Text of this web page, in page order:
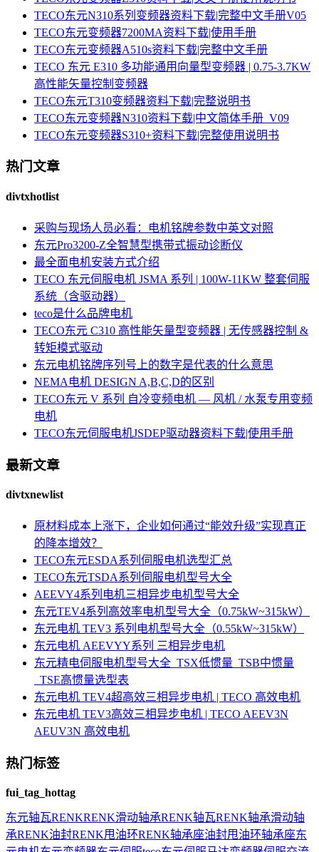
TECO东元N310系列变频器资料下载|完整中文手册V05
TECO东元变频器7200MA资料下载|使用手册
TECO东元变频器A510s资料下载|完整中文手册
TECO 东元 E310 多功能通用向量型变频器 | 0.75-3.7KW
高性能矢量控制变频器
TECO东元T310变频器资料下载|完整说明书
TECO东元变频器N310资料下载|中文简体手册_V09
TECO东元变频器S310+资料下载|完整使用说明书
热门文章
divtxhotlist
采购与现场人员必看：电机铭牌参数中英文对照
东元Pro3200-Z全智慧型携带式振动诊断仪
最全面电机安装方式介绍
TECO 东元伺服电机 JSMA 系列 | 100W-11KW 整套伺服
系统（含驱动器）
teco是什么品牌电机
TECO东元 C310 高性能矢量型变频器 | 无传感器控制 &
转矩模式驱动
东元电机铭牌序列号上的数字是代表的什么意思
NEMA电机 DESIGN A,B,C,D的区别
TECO东元 V 系列 自冷变频电机 — 风机 / 水泵专用变频
电机
TECO东元伺服电机JSDEP驱动器资料下载|使用手册
最新文章
divtxnewlist
原材料成本上涨下，企业如何通过“能效升级”实现真正
的降本增效？
TECO东元ESDA系列伺服电机选型汇总
TECO东元TSDA系列伺服电机型号大全
AEEVY4系列电机三相异步电机型号大全
东元TEV4系列高效率电机型号大全（0.75kW~315kW）
东元电机 TEV3 系列电机型号大全（0.55kW~315kW）
东元电机 AEEVYY系列 三相异步电机
东元精电伺服电机型号大全_TSX低惯量_TSB中惯量
_TSE高惯量选型表
东元电机 TEV4超高效三相异步电机 | TECO 高效电机
东元电机 TEV3高效三相异步电机 | TECO AEEV3N
AEUV3N 高效电机
热门标签
fui_tag_hottag
东元轴瓦RENKRENK滑动轴承RENK轴瓦RENK轴承滑动轴
承RENK油封RENK甩油环RENK轴承座油封甩油环轴承座东